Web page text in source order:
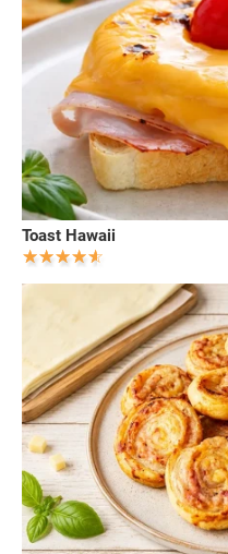
Toast Hawaii